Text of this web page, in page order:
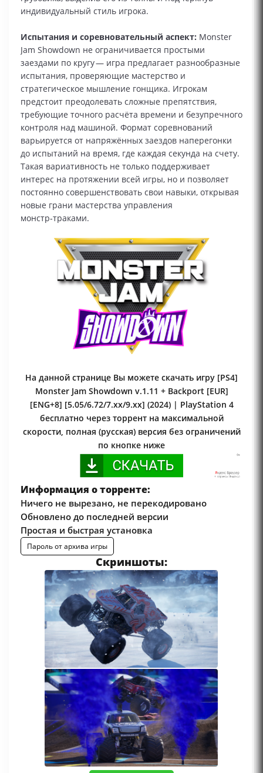
индивидуальный стиль игрока.
Испытания и соревновательный аспект: Monster
Jam Showdown не ограничивается простыми
заездами по кругу — игра предлагает разнообразные
испытания, проверяющие мастерство и
стратегическое мышление гонщика. Игрокам
предстоит преодолевать сложные препятствия,
требующие точного расчёта времени и безупречного
контроля над машиной. Формат соревнований
варьируется от напряжённых заездов наперегонки
до испытаний на время, где каждая секунда на счету.
Такая вариативность не только поддерживает
интерес на протяжении всей игры, но и позволяет
постоянно совершенствовать свои навыки, открывая
новые грани мастерства управления
монстр‑траками.
На данной странице Вы можете скачать игру [PS4]
Monster Jam Showdown v.1.11 + Backport [EUR]
[ENG+8] [5.05/6.72/7.xx/9.xx] (2024) | PlayStation 4
бесплатно через торрент на максимальной
скорости, полная (русская) версия без ограничений
по кнопке ниже
Информация о торренте:
Ничего не вырезано, не перекодировано
Обновлено до последней версии
Простая и быстрая установка
Пароль от архива игры
Скриншоты: